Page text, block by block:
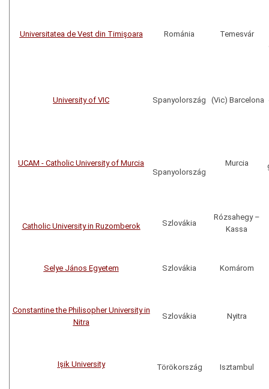
Universitatea de Vest din Timişoara Románia
Temesvár
University of VIC Spanyolország (Vic) Barcelona
UCAM - Catholic University of Murcia
Spanyolország
Murcia
Catholic University in Ruzomberok Szlovákia
Rózsahegy –
Kassa
Selye János Egyetem Szlovákia Komárom
Constantine the Philisopher University in
Nitra
Szlovákia Nyitra
Işik University Törökország Isztambul